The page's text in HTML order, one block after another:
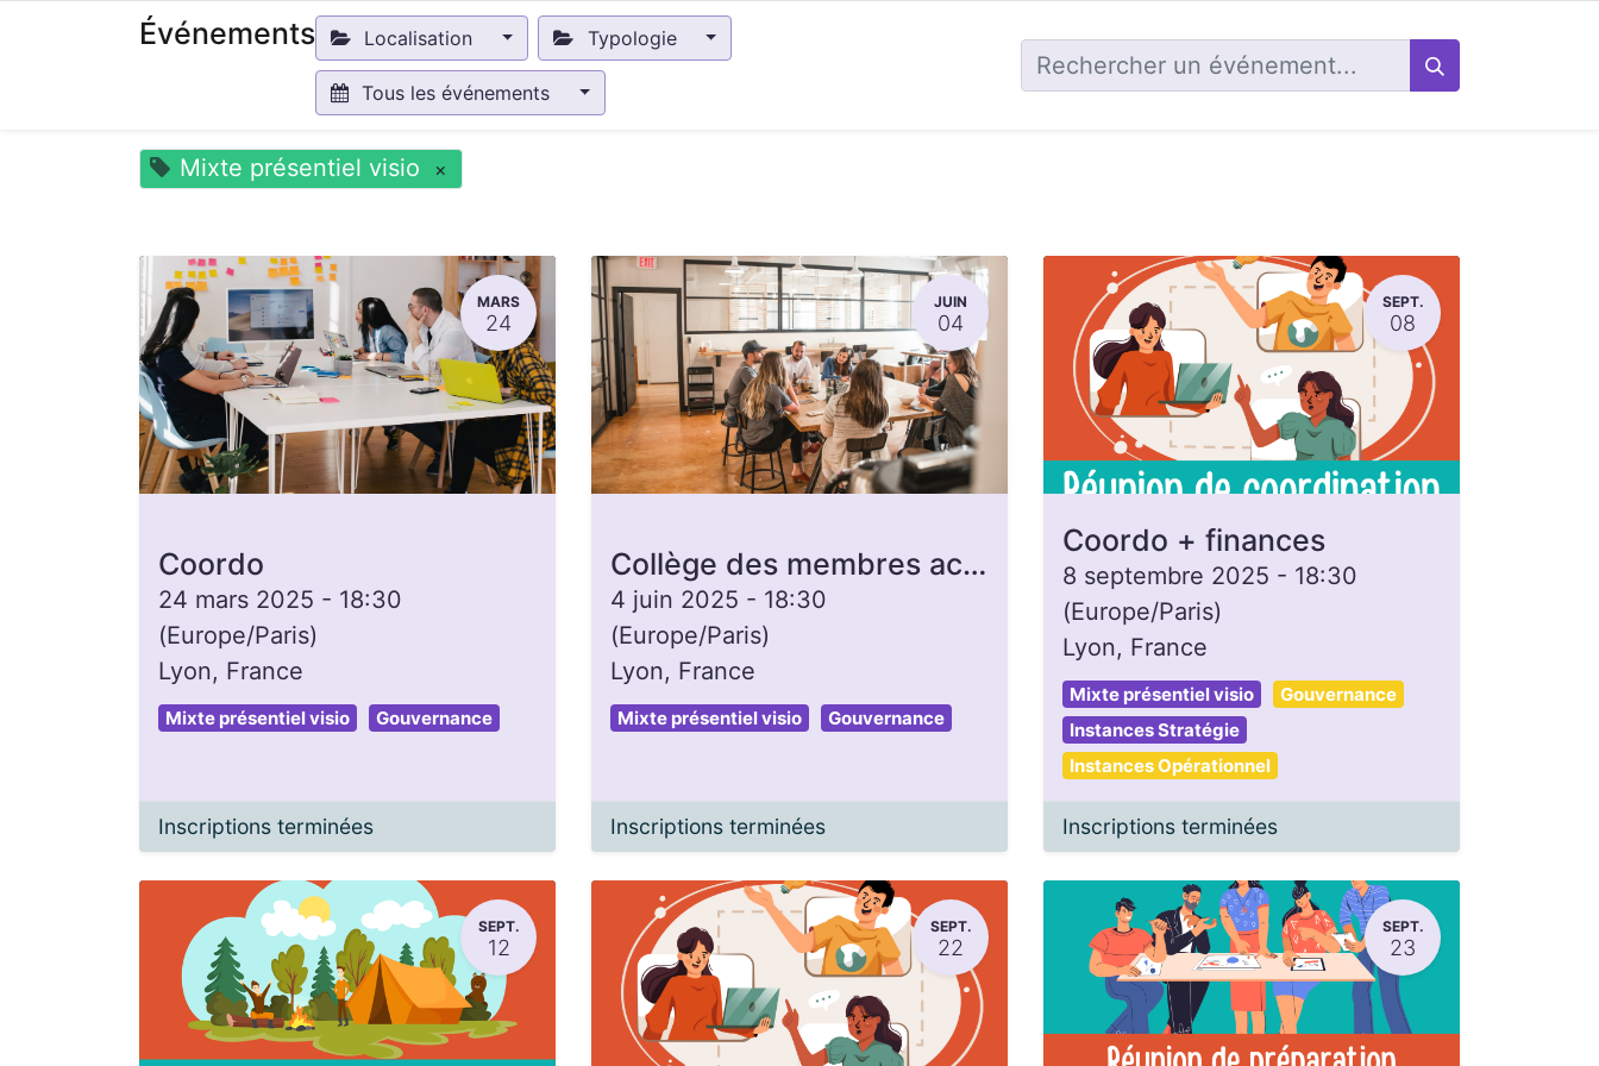
Événements Localisation Typologie
Tous les événements
Mixte présentiel visio ×
MARS
24
Coordo
24 mars 2025 - 18:30
(Europe/Paris)
Lyon, France
Mixte présentiel visio Gouvernance
Inscriptions terminées
JUIN
04
Collège des membres actifs
4 juin 2025 - 18:30
(Europe/Paris)
Lyon, France
Mixte présentiel visio Gouvernance
Inscriptions terminées
SEPT.
08
Coordo + finances
8 septembre 2025 - 18:30
(Europe/Paris)
Lyon, France
Mixte présentiel visio
Gouvernance
Instances Stratégie
Instances Opérationnel
Inscriptions terminées
SEPT.
12
SEPT.
22
SEPT.
23